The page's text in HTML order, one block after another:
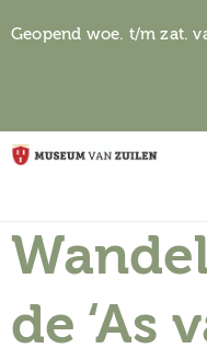
Geopend woe. t/m zat.
Home
Plan
bezoek
de ‘As
Algemene
Auteursrechten